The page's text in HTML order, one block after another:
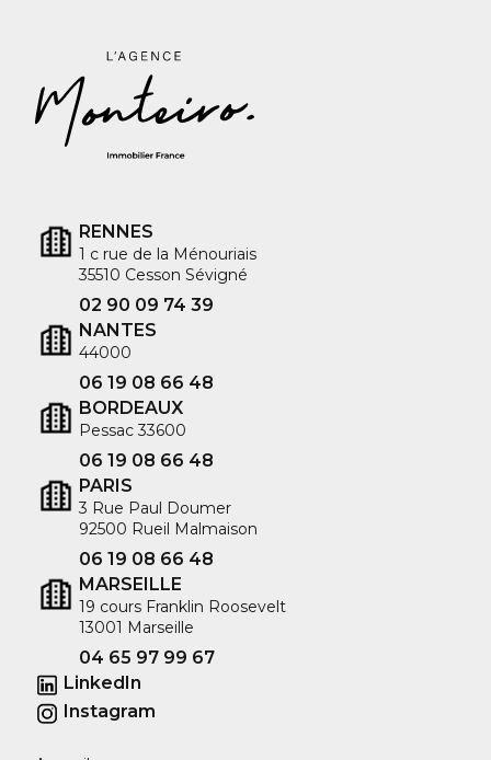
RENNES
1 c rue de la Ménouriais
35510 Cesson Sévigné
02 90 09 74 39
NANTES
44000
06 19 08 66 48
BORDEAUX
Pessac 33600
06 19 08 66 48
PARIS
3 Rue Paul Doumer
92500 Rueil Malmaison
06 19 08 66 48
MARSEILLE
19 cours Franklin Roosevelt
13001 Marseille
04 65 97 99 67
LinkedIn
Instagram